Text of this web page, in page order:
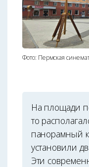
Фото: Пермская
На площади
то
панорамный
установили
Эти